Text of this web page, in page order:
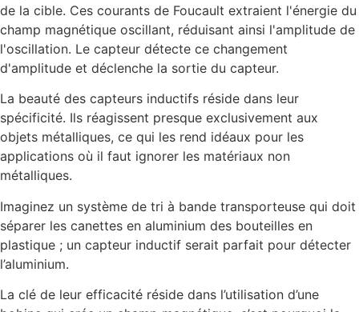
de la cible. Ces courants de Foucault extraient l'énergie du
champ magnétique oscillant, réduisant ainsi l'amplitude de
l'oscillation. Le capteur détecte ce changement
d'amplitude et déclenche la sortie du capteur.
La beauté des capteurs inductifs réside dans leur
spécificité. Ils réagissent presque exclusivement aux
objets métalliques, ce qui les rend idéaux pour les
applications où il faut ignorer les matériaux non
métalliques.
Imaginez un système de tri à bande transporteuse qui doit
séparer les canettes en aluminium des bouteilles en
plastique ; un capteur inductif serait parfait pour détecter
l’aluminium.
La clé de leur efficacité réside dans l’utilisation d’une